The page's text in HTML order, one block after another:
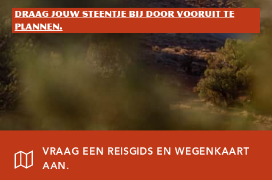
Draag jouw steentje bij door vooruit te
plannen.
VRAAG EEN REISGIDS EN WEGENKAART
AAN.